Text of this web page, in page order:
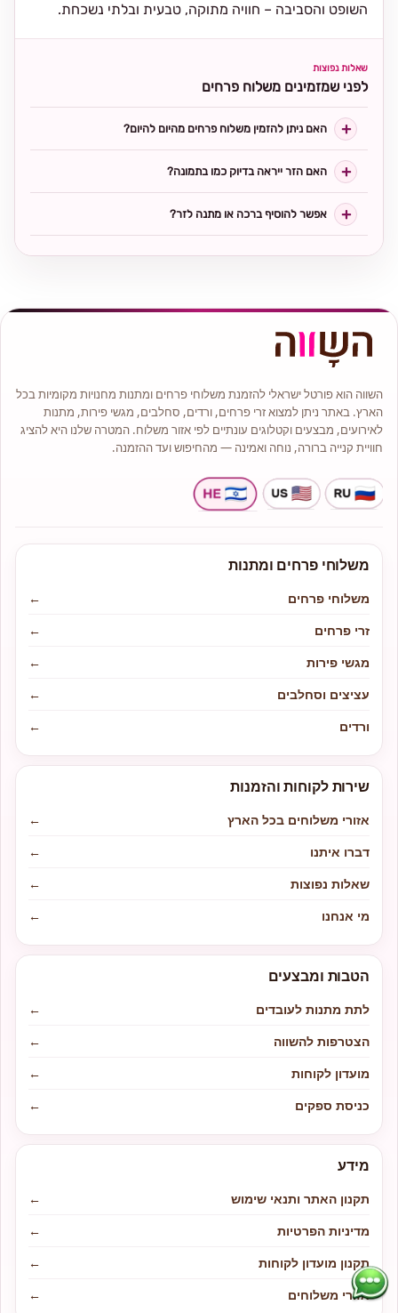
השופט והסביבה – חוויה מתוקה, טבעית ובלתי נשכחת.
שאלות נפוצות
לפני שמזמינים משלוח פרחים
האם ניתן להזמין משלוח פרחים מהיום להיום?
האם הזר ייראה בדיוק כמו בתמונה?
אפשר להוסיף ברכה או מתנה לזר?
השווה הוא פורטל ישראלי להזמנת משלוחי פרחים ומתנות מחנויות מקומיות בכל
הארץ. באתר ניתן למצוא זרי פרחים, ורדים, סחלבים, מגשי פירות, מתנות
לאירועים, מבצעים וקטלוגים עונתיים לפי אזור משלוח. המטרה שלנו היא להציג
חוויית קנייה ברורה, נוחה ואמינה — מהחיפוש ועד ההזמנה.
משלוחי פרחים ומתנות
משלוחי פרחים
←
זרי פרחים
←
מגשי פירות
←
עציצים וסחלבים
←
ורדים
←
שירות לקוחות והזמנות
אזורי משלוחים בכל הארץ
←
דברו איתנו
←
שאלות נפוצות
←
מי אנחנו
←
הטבות ומבצעים
לתת מתנות לעובדים
←
הצטרפות להשווה
←
מועדון לקוחות
←
כניסת ספקים
←
מידע
תקנון האתר ותנאי שימוש
←
מדיניות הפרטיות
←
תקנון מועדון לקוחות
←
אזורי משלוחים
←